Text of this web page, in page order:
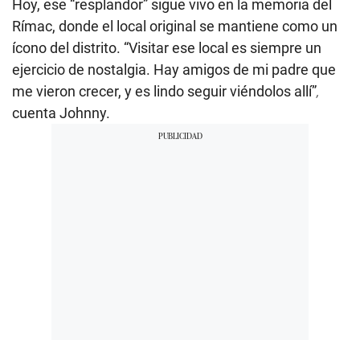
Hoy, ese “resplandor” sigue vivo en la memoria del
Rímac, donde el local original se mantiene como un
ícono del distrito. “Visitar ese local es siempre un
ejercicio de nostalgia. Hay amigos de mi padre que
me vieron crecer, y es lindo seguir viéndolos allí”,
cuenta Johnny.